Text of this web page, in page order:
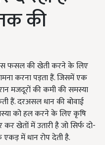
की
फसल की खेती करने के लिए
करना पड़ता हैं. जिसमें एक
मजदूरों की कमी की समस्या
हैं. दरअसल धान की बोवाई
को हल करने के लिए कृषि
खेतों में उतारी है जो सिर्फ दो-
में धान रोप देती है.